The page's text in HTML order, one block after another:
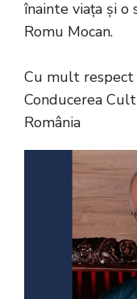
înainte viața și
Romu Mocan.
Cu mult
Conducerea
România